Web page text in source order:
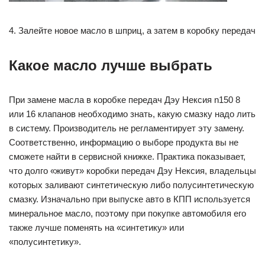
4. Залейте новое масло в шприц, а затем в коробку передач
Какое масло лучше выбрать
При замене масла в коробке передач Дэу Нексия n150 8
или 16 клапанов необходимо знать, какую смазку надо лить
в систему. Производитель не регламентирует эту замену.
Соответственно, информацию о выборе продукта вы не
сможете найти в сервисной книжке. Практика показывает,
что долго «живут» коробки передач Дэу Нексия, владельцы
которых заливают синтетическую либо полусинтетическую
смазку. Изначально при выпуске авто в КПП используется
минеральное масло, поэтому при покупке автомобиля его
также лучше поменять на «синтетику» или
«полусинтетику».